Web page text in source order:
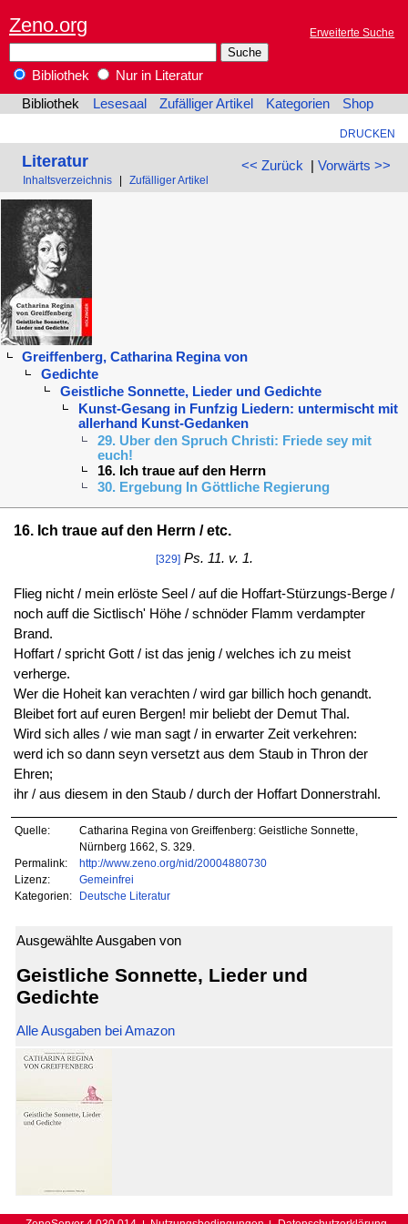
Zeno.org Erweiterte Suche
Bibliothek
Nur in Literatur
Bibliothek
Lesesaal Zufälliger Artikel Kategorien Shop
DRUCKEN
<< Zurück | Vorwärts >>
Literatur
Inhaltsverzeichnis Zufälliger Artikel
Greiffenberg, Catharina Regina von
Gedichte
Geistliche Sonnette, Lieder und Gedichte
Kunst-Gesang in Funfzig Liedern: untermischt mit
allerhand Kunst-Gedanken
29. Uber den Spruch Christi: Friede sey mit
euch!
16. Ich traue auf den Herrn
30. Ergebung In Göttliche Regierung
16. Ich traue auf den Herrn / etc.
[329] Ps. 11. v. 1.
Flieg nicht / mein erlöste Seel / auf die Hoffart-Stürzungs-Berge /
noch auff die Sictlisch' Höhe / schnöder Flamm verdampter
Brand.
Hoffart / spricht Gott / ist das jenig / welches ich zu meist
verherge.
Wer die Hoheit kan verachten / wird gar billich hoch genandt.
Bleibet fort auf euren Bergen! mir beliebt der Demut Thal.
Wird sich alles / wie man sagt / in erwarter Zeit verkehren:
werd ich so dann seyn versetzt aus dem Staub in Thron der
Ehren;
ihr / aus diesem in den Staub / durch der Hoffart Donnerstrahl.
Quelle:
Catharina Regina von Greiffenberg: Geistliche Sonnette,
Nürnberg 1662, S. 329.
Permalink:
http://www.zeno.org/nid/20004880730
Lizenz:
Gemeinfrei
Kategorien:
Deutsche Literatur
Ausgewählte Ausgaben von
Geistliche Sonnette, Lieder und
Gedichte
Alle Ausgaben bei Amazon